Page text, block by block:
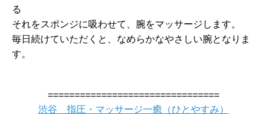
る
それをスポンジに吸わせて、腕をマッサージします。
毎日続けていただくと、なめらかなやさしい腕となりま
す。
================================
渋谷 指圧・マッサージ一癒（ひとやすみ）